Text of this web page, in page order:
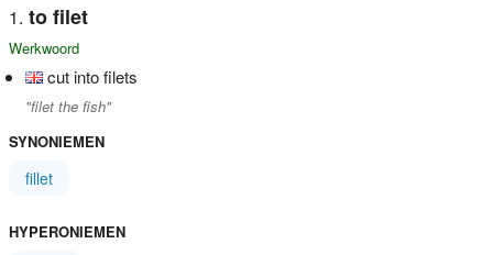
to filet
Werkwoord
cut into filets
"filet the fish"
SYNONIEMEN
fillet
HYPERONIEMEN